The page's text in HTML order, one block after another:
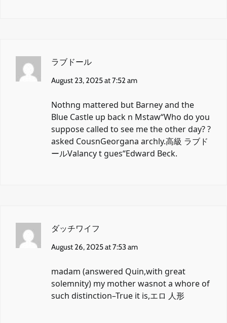
ラブドール
August 23, 2025 at 7:52 am
Nothng mattered but Barney and the
Blue Castle up back n Mstaw“Who do you
suppose called to see me the other day? ?
asked CousnGeorgana archly.高級 ラブド
ールValancy t gues“Edward Beck.
ダッチワイフ
August 26, 2025 at 7:53 am
madam (answered Quin,with great
solemnity) my mother wasnot a whore of
such distinction–True it is,エロ 人形